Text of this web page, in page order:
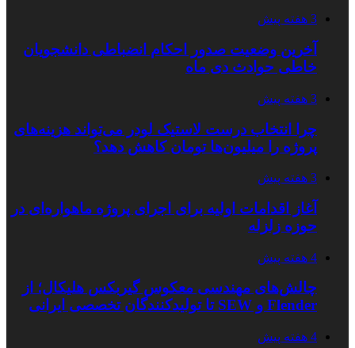
3 هفته پیش
آخرین وضعیت صدور احکام انضباطی دانشجویان
خاطی حوادث دی ماه
3 هفته پیش
چرا انتخاب درست لاستیک لودر می‌تواند هزینه‌های
پروژه را میلیون‌ها تومان کاهش دهد؟
3 هفته پیش
آغاز اقدامات اولیه برای اجرای پروژه ماهواره‌ای در
حوزه زلزله
4 هفته پیش
چالش‌های مهندسی معکوس گیربکس هلیکال؛ از
Flender و SEW تا تولیدکنندگان تخصصی ایرانی
4 هفته پیش